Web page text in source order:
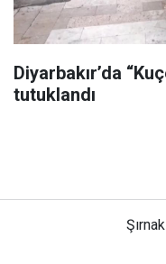
Diyarbakır’da
tutuklandı